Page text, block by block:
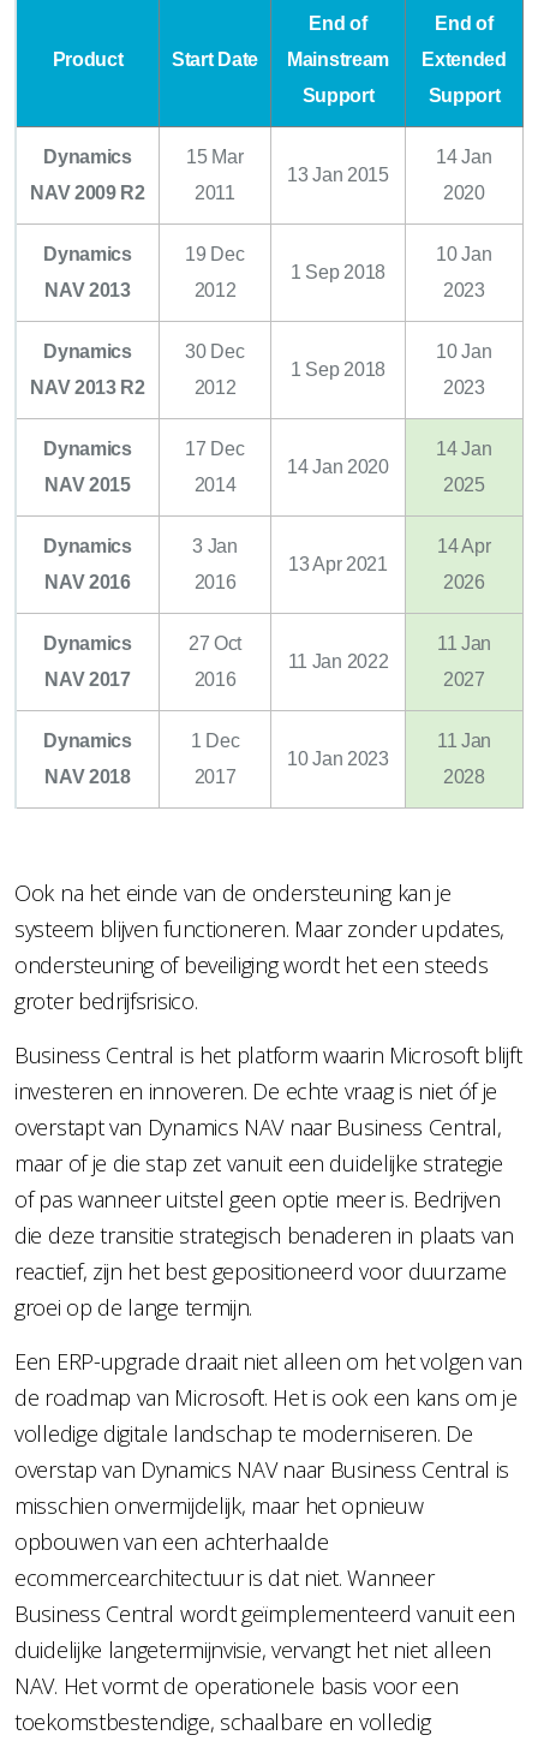
Product Start Date
End of
Mainstream
Support
End of
Extended
Support
Dynamics
NAV 2009 R2
15 Mar
2011
13 Jan 2015
14 Jan
2020
Dynamics
NAV 2013
19 Dec
2012
1 Sep 2018
10 Jan
2023
Dynamics
NAV 2013 R2
30 Dec
2012
1 Sep 2018
10 Jan
2023
Dynamics
NAV 2015
17 Dec
2014
14 Jan 2020
14 Jan
2025
Dynamics
NAV 2016
3 Jan
2016
13 Apr 2021
14 Apr
2026
Dynamics
NAV 2017
27 Oct
2016
11 Jan 2022
11 Jan
2027
Dynamics
NAV 2018
1 Dec
2017
10 Jan 2023
11 Jan
2028
Ook na het einde van de ondersteuning kan je
systeem blijven functioneren. Maar zonder updates,
ondersteuning of beveiliging wordt het een steeds
groter bedrijfsrisico.
Business Central is het platform waarin Microsoft blijft
investeren en innoveren. De echte vraag is niet óf je
overstapt van Dynamics NAV naar Business Central,
maar of je die stap zet vanuit een duidelijke strategie
of pas wanneer uitstel geen optie meer is. Bedrijven
die deze transitie strategisch benaderen in plaats van
reactief, zijn het best gepositioneerd voor duurzame
groei op de lange termijn.
Een ERP-upgrade draait niet alleen om het volgen van
de roadmap van Microsoft. Het is ook een kans om je
volledige digitale landschap te moderniseren. De
overstap van Dynamics NAV naar Business Central is
misschien onvermijdelijk, maar het opnieuw
opbouwen van een achterhaalde
ecommercearchitectuur is dat niet. Wanneer
Business Central wordt geïmplementeerd vanuit een
duidelijke langetermijnvisie, vervangt het niet alleen
NAV. Het vormt de operationele basis voor een
toekomstbestendige, schaalbare en volledig